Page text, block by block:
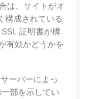
は、サイトがオ
構成されている
証明書が構
有効かどうかを
ーバーによっ
部を示してい